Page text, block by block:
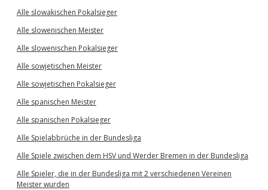
Alle slowakischen Pokalsieger
Alle slowenischen Meister
Alle slowenischen Pokalsieger
Alle sowjetischen Meister
Alle sowjetischen Pokalsieger
Alle spanischen Meister
Alle spanischen Pokalsieger
Alle Spielabbrüche in der Bundesliga
Alle Spiele zwischen dem HSV und Werder Bremen in der Bundesliga
Alle Spieler, die in der Bundesliga mit 2 verschiedenen Vereinen
Meister wurden